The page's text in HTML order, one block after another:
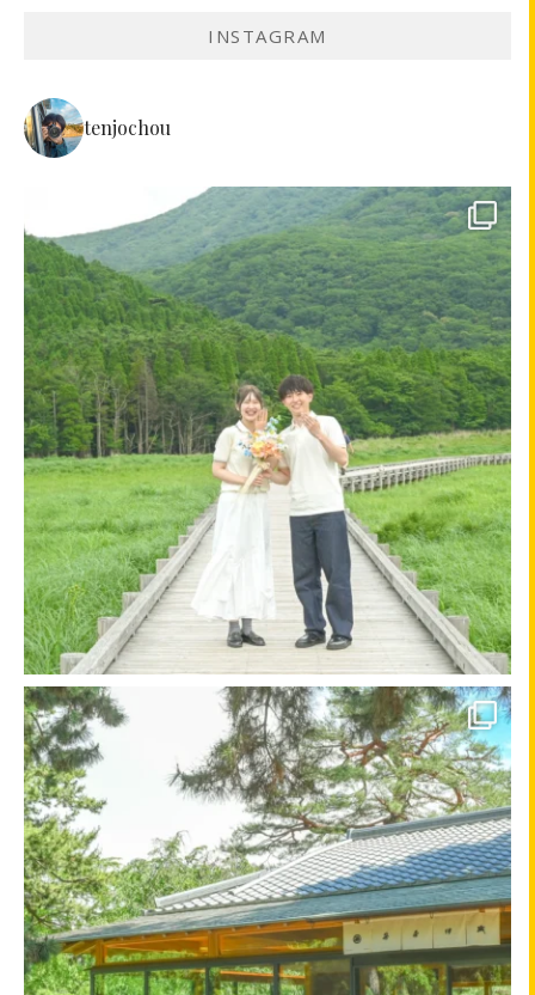
INSTAGRAM
tenjochou